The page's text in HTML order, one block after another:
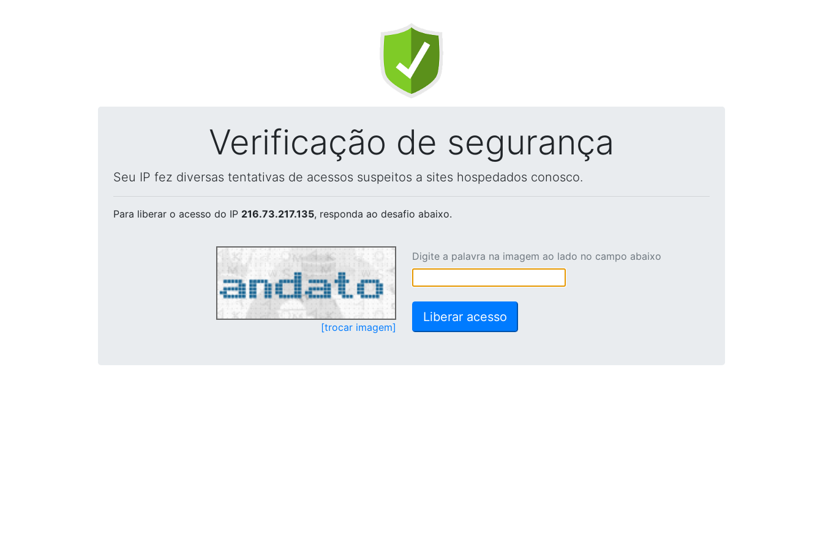
Verificação de segurança
Seu IP fez diversas tentativas de acessos suspeitos a sites hospedados conosco.
Para liberar o acesso do IP 216.73.217.135, responda ao desafio abaixo.
[trocar imagem]
Digite a palavra na imagem ao lado no campo abaixo